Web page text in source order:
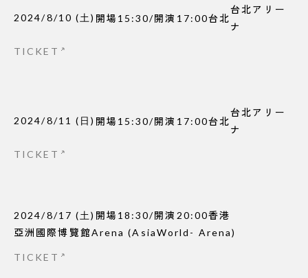
2024/8/10 (土) 開場 15:30/開演 17:00台北
台北アリー
ナ
TICKET
2024/8/11 ( 日) 開場 15:30/開演 17:00台北
台北アリー
ナ
TICKET
2024/8/17 (土) 開場 18:30/開演 20:00香港
亞洲國際博覽館Arena (AsiaWorld- Arena)
TICKET